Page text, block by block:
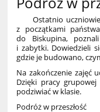
Ostatnio uczniowie
z początkami
do Biskupina,
i zabytki. Dowiedzieli
gdzie je budowano,
Na zakończenie zajęć
Dzięki pracy
podziwiać w klasie.
Podróż w przeszłość